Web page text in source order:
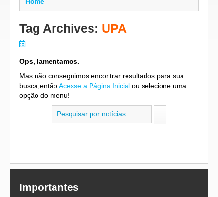
Home
Tag Archives: UPA
Ops, lamentamos.
Mas não conseguimos encontrar resultados para sua
busca,entãoAcesse a Página Inicial ou selecione uma
opção do menu!
Importantes